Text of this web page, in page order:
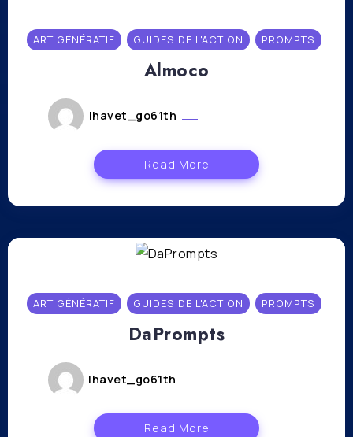
ART GÉNÉRATIF GUIDES DE L'ACTION PROMPTS
Almoco
lhavet_go61th
Read More
ART GÉNÉRATIF GUIDES DE L'ACTION PROMPTS
DaPrompts
lhavet_go61th
Read More